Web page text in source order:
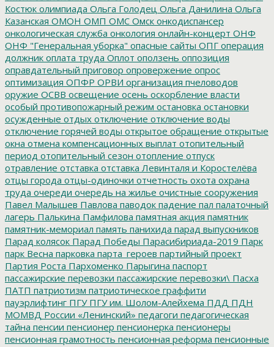
Костюк олимпиада Ольга Голодец Ольга Данилина Ольга
Казанская ОМОН ОМП ОМС Омск онкодиспансер
онкологическая служба онкология онлайн-концерт ОНФ
ОНФ "Генеральная уборка" опасные сайты ОПГ операция
должник оплата труда Оплот оползень оппозиция
оправдательный приговор опровержение опрос
оптимизация ОПФР ОРВИ организация пчеловодов
оружие ОСВВ освещение осень оскорбление власти
особый противопожарный режим остановка остановки
осужденные отдых отключение отключение воды
отключение горячей воды открытое обращение открытые
окна отмена компенсационных выплат отопительный
период отопительный сезон отопление отпуск
отравление отставка отставка Левинталя и Коростелёва
отцы города отцы-одиночки отчетность охота охрана
труда очереди очередь на жилье очистные сооружения
Павел Малышев Павлова паводок падение пал палаточный
лагерь Палькина Памфилова памятная акция памятник
памятник-мемориал память панихида парад выпускников
Парад колясок Парад Победы Парасибириада-2019 Парк
парк Весна парковка парта_героев партийный проект
Партия Роста Пархоменко Парыгина паспорт
пассажирские перевозки пассажирские перевозки\ Пасха
ПАТП патриотизм патриотическое граффити
пауэрлифтинг ПГУПГУ им. Шолом-Алейхема ПДД ПДН
МОМВД России «Ленинский» педагоги педагогическая
тайна пенсии пенсионер пенсионерка пенсионеры
пенсионная грамотность пенсионная реформа пенсионные